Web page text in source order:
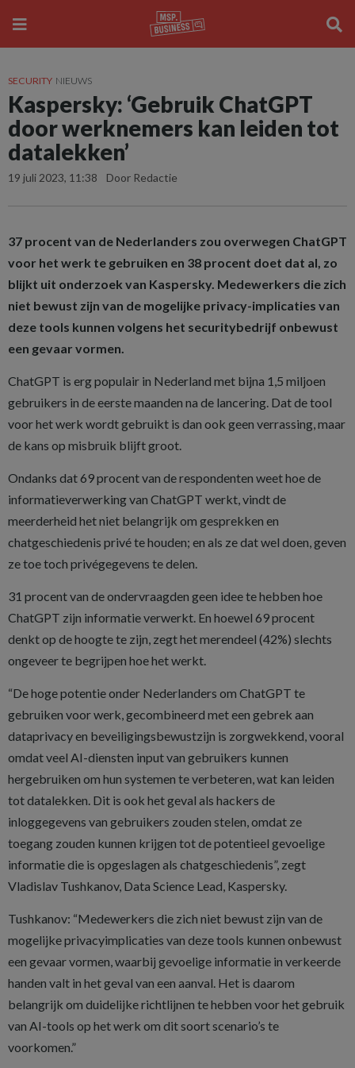
SECURITY NIEUWS
Kaspersky: ‘Gebruik ChatGPT
door werknemers kan leiden tot
datalekken’
19 juli 2023, 11:38 Door Redactie
37 procent van de Nederlanders zou overwegen ChatGPT
voor het werk te gebruiken en 38 procent doet dat al, zo
blijkt uit onderzoek van Kaspersky. Medewerkers die zich
niet bewust zijn van de mogelijke privacy-implicaties van
deze tools kunnen volgens het securitybedrijf onbewust
een gevaar vormen.
ChatGPT is erg populair in Nederland met bijna 1,5 miljoen
gebruikers in de eerste maanden na de lancering. Dat de tool
voor het werk wordt gebruikt is dan ook geen verrassing, maar
de kans op misbruik blijft groot.
Ondanks dat 69 procent van de respondenten weet hoe de
informatieverwerking van ChatGPT werkt, vindt de
meerderheid het niet belangrijk om gesprekken en
chatgeschiedenis privé te houden; en als ze dat wel doen, geven
ze toe toch privégegevens te delen.
31 procent van de ondervraagden geen idee te hebben hoe
ChatGPT zijn informatie verwerkt. En hoewel 69 procent
denkt op de hoogte te zijn, zegt het merendeel (42%) slechts
ongeveer te begrijpen hoe het werkt.
“De hoge potentie onder Nederlanders om ChatGPT te
gebruiken voor werk, gecombineerd met een gebrek aan
dataprivacy en beveiligingsbewustzijn is zorgwekkend, vooral
omdat veel AI-diensten input van gebruikers kunnen
hergebruiken om hun systemen te verbeteren, wat kan leiden
tot datalekken. Dit is ook het geval als hackers de
inloggegevens van gebruikers zouden stelen, omdat ze
toegang zouden kunnen krijgen tot de potentieel gevoelige
informatie die is opgeslagen als chatgeschiedenis”, zegt
Vladislav Tushkanov, Data Science Lead, Kaspersky.
Tushkanov: “Medewerkers die zich niet bewust zijn van de
mogelijke privacyimplicaties van deze tools kunnen onbewust
een gevaar vormen, waarbij gevoelige informatie in verkeerde
handen valt in het geval van een aanval. Het is daarom
belangrijk om duidelijke richtlijnen te hebben voor het gebruik
van AI-tools op het werk om dit soort scenario’s te
voorkomen.”